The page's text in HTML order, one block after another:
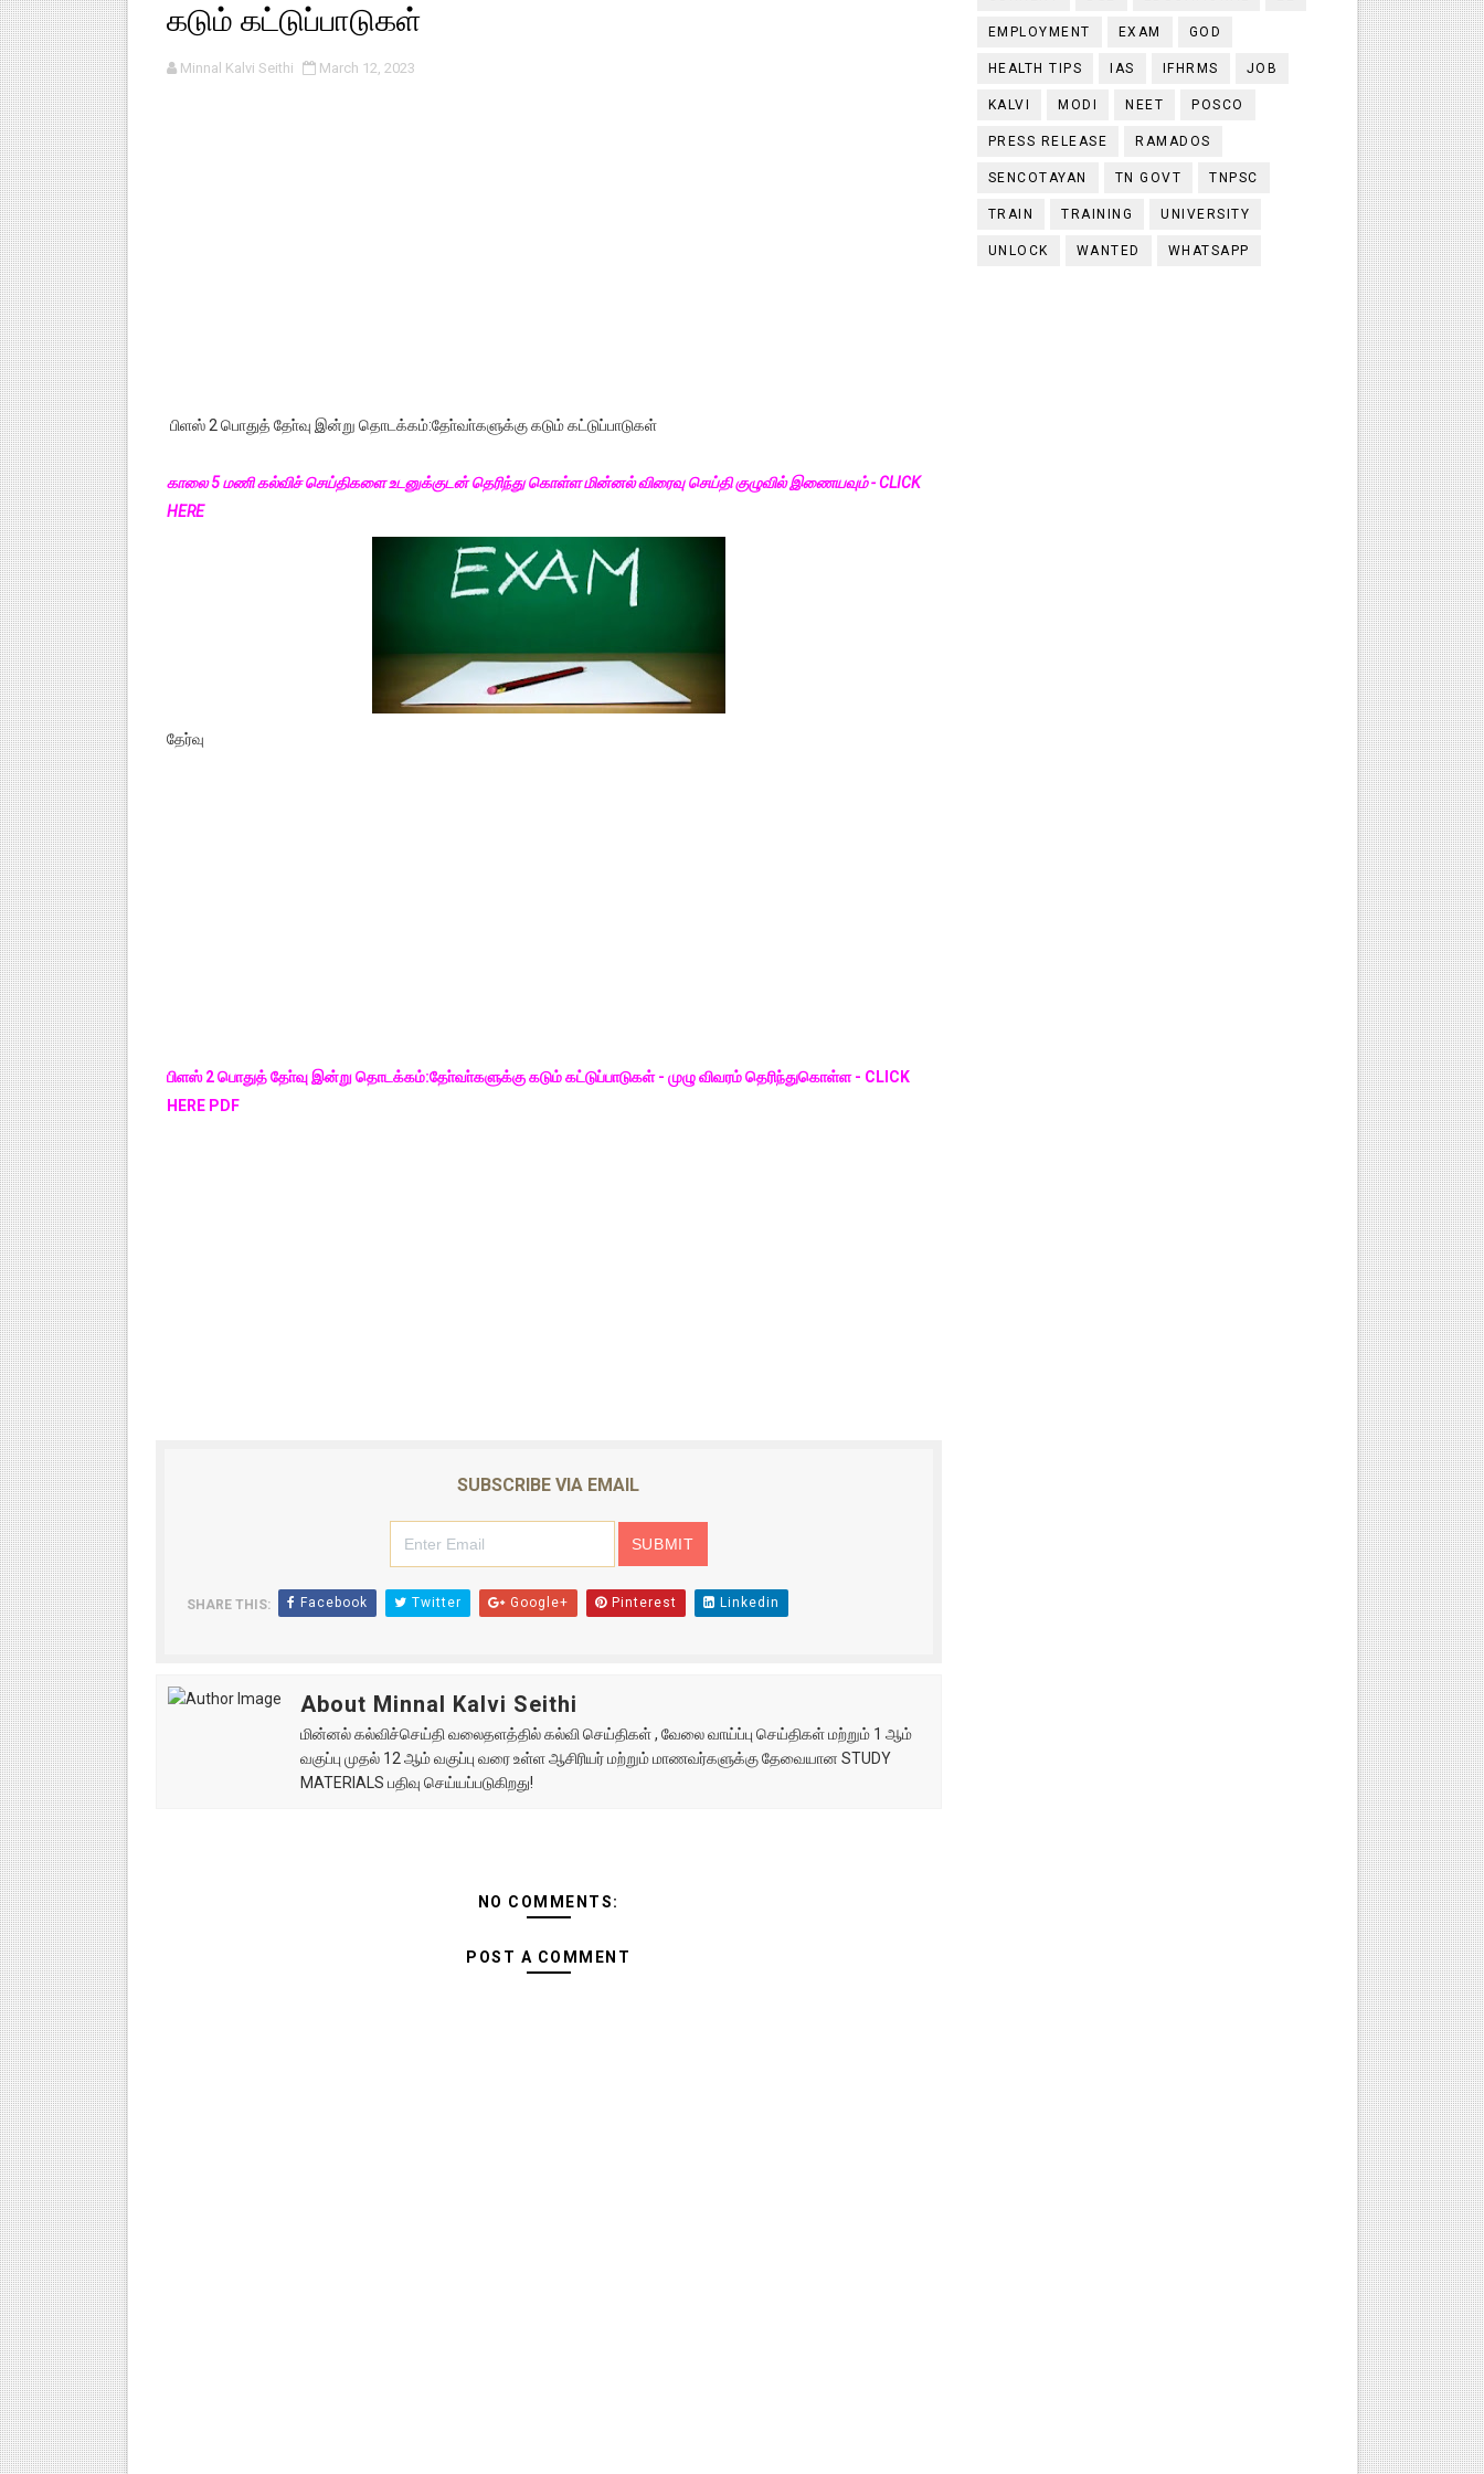
பள்ளி காலை வழிபாட்டுச் செயல்பாடுகள் - டிசம்பர் 17
குழந்தைகள் பாதுகாப்பு அலகில் வேலை வாய்ப்பு ( டிச 18 )
கடும் கட்டுப்பாடுகள்
Minnal Kalvi Seithi March 12, 2023
பிளஸ் 2 பொதுத் தோ்வு இன்று தொடக்கம்:தோ்வா்களுக்கு கடும் கட்டுப்பாடுகள்
காலை 5 மணி கல்விச் செய்திகளை உடனுக்குடன் தெரிந்து கொள்ள மின்னல் விரைவு செய்தி குழுவில் இணையவும் - CLICK
HERE
தேர்வு
பிளஸ் 2 பொதுத் தோ்வு இன்று தொடக்கம்:தோ்வா்களுக்கு கடும் கட்டுப்பாடுகள் - முழு விவரம் தெரிந்துகொள்ள - CLICK
HERE PDF
SUBSCRIBE VIA EMAIL
SHARE THIS: Facebook Twitter Google+ Pinterest Linkedin
About Minnal Kalvi Seithi
மின்னல் கல்விச்செய்தி வலைதளத்தில் கல்வி செய்திகள் , வேலை வாய்ப்பு செய்திகள் மற்றும் 1 ஆம்
வகுப்பு முதல் 12 ஆம் வகுப்பு வரை உள்ள ஆசிரியர் மற்றும் மாணவர்களுக்கு தேவையான STUDY
MATERIALS பதிவு செய்யப்படுகிறது!
NO COMMENTS:
POST A COMMENT
EMPLOYMENT EXAM GOD
HEALTH TIPS IAS IFHRMS JOB
KALVI MODI NEET POSCO
PRESS RELEASE RAMADOS
SENCOTAYAN TN GOVT TNPSC
TRAIN TRAINING UNIVERSITY
UNLOCK WANTED WHATSAPP